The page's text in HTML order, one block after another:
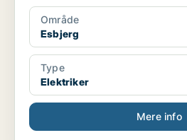
Område
Esbjerg
Type
Elektriker
Mere info